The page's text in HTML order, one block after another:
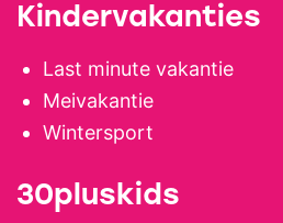
Kindervakanties
Last minute vakantie
Meivakantie
Wintersport
30pluskids